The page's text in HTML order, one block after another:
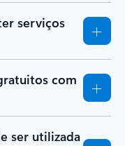
serviços
com
ser utilizada